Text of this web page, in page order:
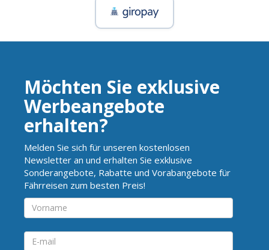
Möchten Sie exklusive
Werbeangebote
erhalten?
Melden Sie sich für unseren kostenlosen
Newsletter an und erhalten Sie exklusive
Sonderangebote, Rabatte und Vorabangebote für
Fährreisen zum besten Preis!